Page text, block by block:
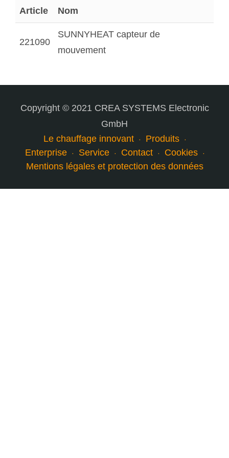
Article Nom
221090
SUNNYHEAT capteur de
mouvement
Copyright © 2021 CREA SYSTEMS Electronic
GmbH
Le chauffage innovant
Produits
Enterprise
Service Contact
Cookies
Mentions légales et protection des données